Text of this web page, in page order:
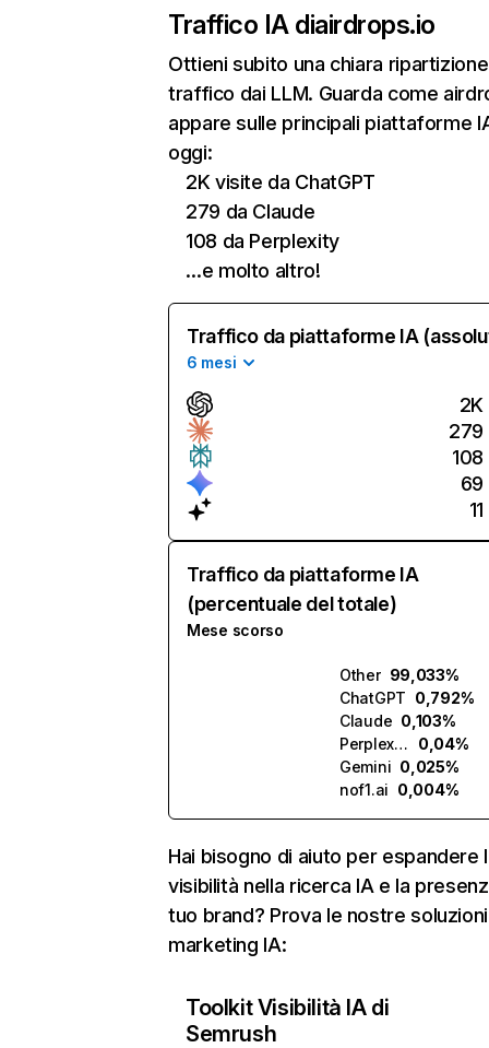
Traffico IA diairdrops.io
Ottieni subito una chiara
traffico dai LLM. Guarda come
appare sulle principali piattaforme
oggi:
2K visite da ChatGPT
279 da Claude
108 da Perplexity
…e molto altro!
Traffico da piattaforme IA
6 mesi
2K
279
108
69
11
Traffico da piattaforme IA
(percentuale del totale)
Mese scorso
Other 99,033%
ChatGPT 0,792%
Claude 0,103%
Perplexity
0,04%
Gemini 0,025%
nof1.ai 0,004%
Hai bisogno di aiuto per espandere
visibilità nella ricerca IA e la
tuo brand? Prova le nostre
marketing IA:
Toolkit Visibilità IA di
Semrush